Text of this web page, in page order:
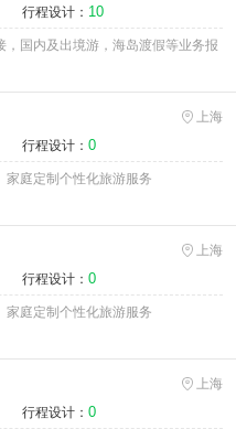
行程设计： 10
国内及出境游，海岛渡假等业务报
上海
行程设计： 0
家庭定制个性化旅游服务
上海
行程设计： 0
家庭定制个性化旅游服务
上海
行程设计： 0